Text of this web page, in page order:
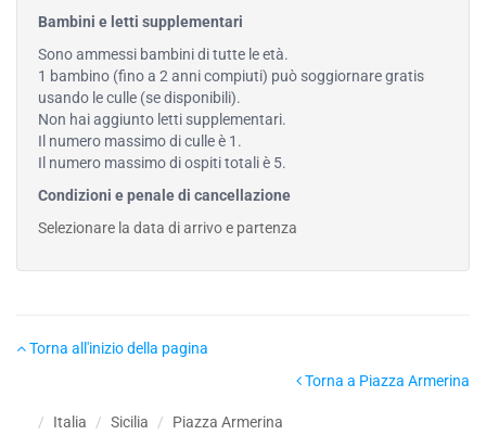
Bambini e letti supplementari
Sono ammessi bambini di tutte le età.
1 bambino (fino a 2 anni compiuti) può soggiornare gratis
usando le culle (se disponibili).
Non hai aggiunto letti supplementari.
Il numero massimo di culle è 1.
Il numero massimo di ospiti totali è 5.
Condizioni e penale di cancellazione
Selezionare la data di arrivo e partenza
Torna all'inizio della pagina
Torna a Piazza Armerina
Italia Sicilia Piazza Armerina